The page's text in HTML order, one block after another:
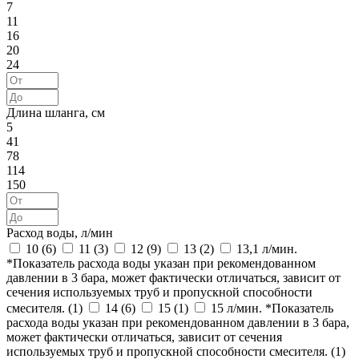
7
11
16
20
24
Длина шланга, см
5
41
78
114
150
Расход воды, л/мин
10 (6) 11 (3) 12 (9) 13 (2)
13,1 л/мин.
*Показатель расхода воды указан при рекомендованном
давлении в 3 бара, может фактически отличаться, зависит от
сечения используемых труб и пропускной способности
смесителя. (1) 14 (6) 15 (1)
15 л/мин. *Показатель
расхода воды указан при рекомендованном давлении в 3 бара,
может фактически отличаться, зависит от сечения
используемых труб и пропускной способности смесителя. (1)